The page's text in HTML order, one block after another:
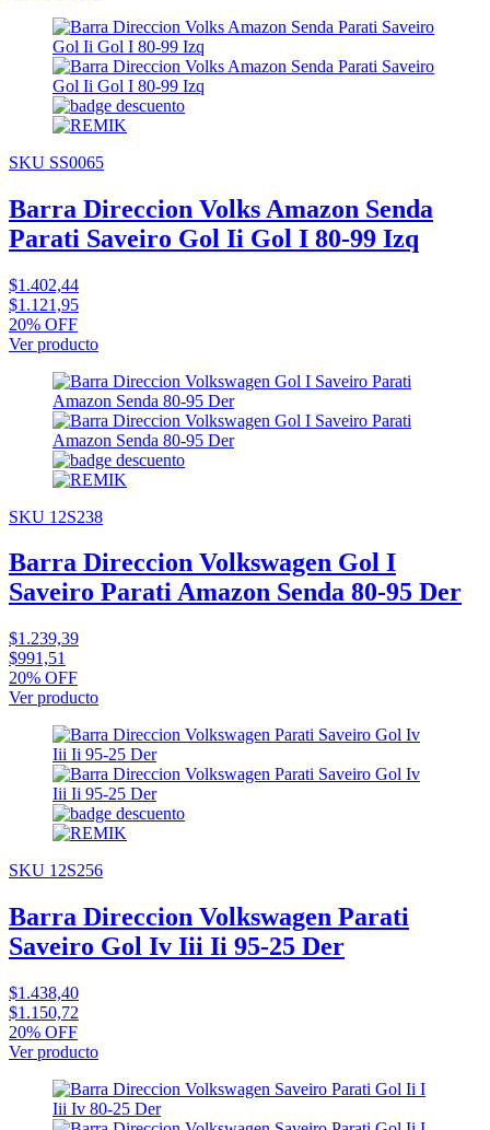
SKU SS0065
Barra Direccion Volks Amazon Senda
Parati Saveiro Gol Ii Gol I 80-99 Izq
$1.402,44
$1.121,95
20% OFF
Ver producto
SKU 12S238
Barra Direccion Volkswagen Gol I
Saveiro Parati Amazon Senda 80-95 Der
$1.239,39
$991,51
20% OFF
Ver producto
SKU 12S256
Barra Direccion Volkswagen Parati
Saveiro Gol Iv Iii Ii 95-25 Der
$1.438,40
$1.150,72
20% OFF
Ver producto